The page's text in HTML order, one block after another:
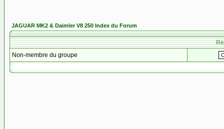
JAGUAR MK2 & Daimler V8 250 Index du Forum
Non-membre du groupe